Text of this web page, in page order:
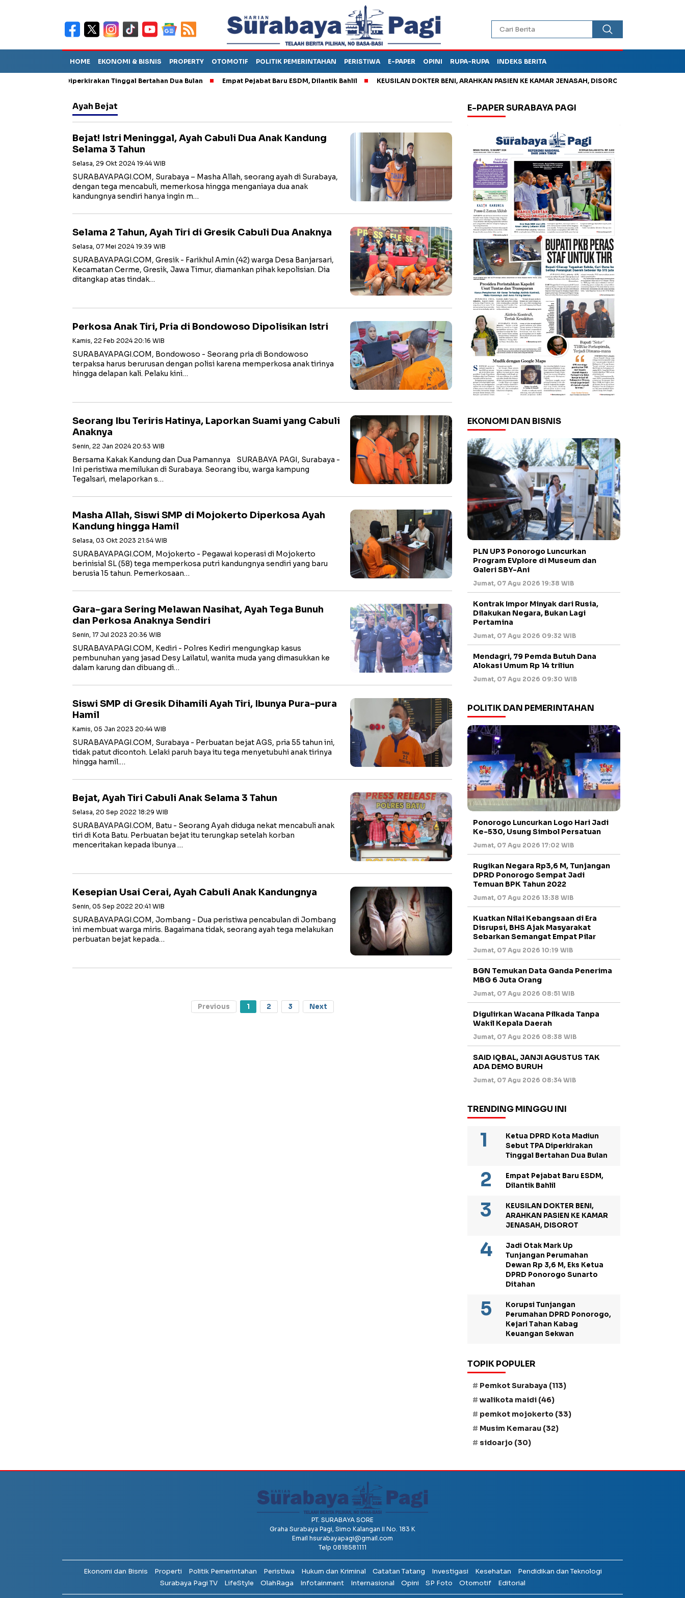
HOME EKONOMI & BISNIS PROPERTY OTOMOTIF POLITIK PEMERINTAHAN PERISTIWA E-PAPER OPINI RUPA-RUPA INDEKS BERITA
Sebut TPA Diperkirakan Tinggal Bertahan Dua Bulan Empat Pejabat Baru ESDM, Dilantik Bahlil KEUSILAN DOKTER BENI, ARAHKAN PASIEN KE KAMAR JENASAH, DISOROT
Ayah Bejat
Bejat! Istri Meninggal, Ayah Cabuli Dua Anak Kandung
Selama 3 Tahun
Selasa, 29 Okt 2024 19:44 WIB
SURABAYAPAGI.COM, Surabaya – Masha Allah, seorang ayah di Surabaya,
dengan tega mencabuli, memerkosa hingga menganiaya dua anak
kandungnya sendiri hanya ingin m…
Selama 2 Tahun, Ayah Tiri di Gresik Cabuli Dua Anaknya
Selasa, 07 Mei 2024 19:39 WIB
SURABAYAPAGI.COM, Gresik - Farikhul Amin (42) warga Desa Banjarsari,
Kecamatan Cerme, Gresik, Jawa Timur, diamankan pihak kepolisian. Dia
ditangkap atas tindak…
Perkosa Anak Tiri, Pria di Bondowoso Dipolisikan Istri
Kamis, 22 Feb 2024 20:16 WIB
SURABAYAPAGI.COM, Bondowoso - Seorang pria di Bondowoso
terpaksa harus berurusan dengan polisi karena memperkosa anak tirinya
hingga delapan kali. Pelaku kini…
Seorang Ibu Teriris Hatinya, Laporkan Suami yang Cabuli
Anaknya
Senin, 22 Jan 2024 20:53 WIB
Bersama Kakak Kandung dan Dua Pamannya SURABAYA PAGI, Surabaya -
Ini peristiwa memilukan di Surabaya. Seorang ibu, warga kampung
Tegalsari, melaporkan s…
Masha Allah, Siswi SMP di Mojokerto Diperkosa Ayah
Kandung hingga Hamil
Selasa, 03 Okt 2023 21:54 WIB
SURABAYAPAGI.COM, Mojokerto - Pegawai koperasi di Mojokerto
berinisial SL (58) tega memperkosa putri kandungnya sendiri yang baru
berusia 15 tahun. Pemerkosaan…
Gara-gara Sering Melawan Nasihat, Ayah Tega Bunuh
dan Perkosa Anaknya Sendiri
Senin, 17 Jul 2023 20:36 WIB
SURABAYAPAGI.COM, Kediri - Polres Kediri mengungkap kasus
pembunuhan yang jasad Desy Lailatul, wanita muda yang dimasukkan ke
dalam karung dan dibuang di…
Siswi SMP di Gresik Dihamili Ayah Tiri, Ibunya Pura-pura
Hamil
Kamis, 05 Jan 2023 20:44 WIB
SURABAYAPAGI.COM, Surabaya - Perbuatan bejat AGS, pria 55 tahun ini,
tidak patut dicontoh. Lelaki paruh baya itu tega menyetubuhi anak tirinya
hingga hamil.…
Bejat, Ayah Tiri Cabuli Anak Selama 3 Tahun
Selasa, 20 Sep 2022 18:29 WIB
SURABAYAPAGI.COM, Batu - Seorang Ayah diduga nekat mencabuli anak
tiri di Kota Batu. Perbuatan bejat itu terungkap setelah korban
menceritakan kepada ibunya …
Kesepian Usai Cerai, Ayah Cabuli Anak Kandungnya
Senin, 05 Sep 2022 20:41 WIB
SURABAYAPAGI.COM, Jombang - Dua peristiwa pencabulan di Jombang
ini membuat warga miris. Bagaimana tidak, seorang ayah tega melakukan
perbuatan bejat kepada…
Previous 1 2 3 Next
E-PAPER SURABAYA PAGI
EKONOMI DAN BISNIS
PLN UP3 Ponorogo Luncurkan
Program EVplore di Museum dan
Galeri SBY-Ani
Jumat, 07 Agu 2026 19:38 WIB
Kontrak Impor Minyak dari Rusia,
Dilakukan Negara, Bukan Lagi
Pertamina
Jumat, 07 Agu 2026 09:32 WIB
Mendagri, 79 Pemda Butuh Dana
Alokasi Umum Rp 14 triliun
Jumat, 07 Agu 2026 09:30 WIB
POLITIK DAN PEMERINTAHAN
Ponorogo Luncurkan Logo Hari Jadi
Ke-530, Usung Simbol Persatuan
Jumat, 07 Agu 2026 17:02 WIB
Rugikan Negara Rp3,6 M, Tunjangan
DPRD Ponorogo Sempat Jadi
Temuan BPK Tahun 2022
Jumat, 07 Agu 2026 13:38 WIB
Kuatkan Nilai Kebangsaan di Era
Disrupsi, BHS Ajak Masyarakat
Sebarkan Semangat Empat Pilar
Jumat, 07 Agu 2026 10:19 WIB
BGN Temukan Data Ganda Penerima
MBG 6 Juta Orang
Jumat, 07 Agu 2026 08:51 WIB
Digulirkan Wacana Pilkada Tanpa
Wakil Kepala Daerah
Jumat, 07 Agu 2026 08:38 WIB
SAID IQBAL, JANJI AGUSTUS TAK
ADA DEMO BURUH
Jumat, 07 Agu 2026 08:34 WIB
TRENDING MINGGU INI
Ketua DPRD Kota Madiun
Sebut TPA Diperkirakan
Tinggal Bertahan Dua Bulan
Empat Pejabat Baru ESDM,
Dilantik Bahlil
KEUSILAN DOKTER BENI,
ARAHKAN PASIEN KE KAMAR
JENASAH, DISOROT
Jadi Otak Mark Up
Tunjangan Perumahan
Dewan Rp 3,6 M, Eks Ketua
DPRD Ponorogo Sunarto
Ditahan
Korupsi Tunjangan
Perumahan DPRD Ponorogo,
Kejari Tahan Kabag
Keuangan Sekwan
TOPIK POPULER
Pemkot Surabaya (113)
walikota maidi (46)
pemkot mojokerto (33)
Musim Kemarau (32)
sidoarjo (30)
PT. SURABAYA SORE
Graha Surabaya Pagi, Simo Kalangan II No. 183 K
Email hsurabayapagi@gmail.com
Telp 0818581111
Ekonomi dan Bisnis Properti Politik Pemerintahan Peristiwa Hukum dan Kriminal Catatan Tatang Investigasi Kesehatan
Pendidikan dan Teknologi
Surabaya Pagi TV
LifeStyle OlahRaga Infotainment Internasional Opini SP Foto Otomotif Editorial